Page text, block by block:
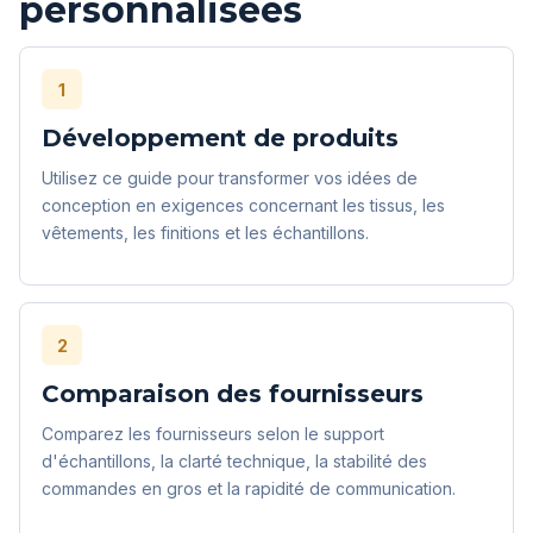
personnalisées
1
Développement de produits
Utilisez ce guide pour transformer vos idées de
conception en exigences concernant les tissus, les
vêtements, les finitions et les échantillons.
2
Comparaison des fournisseurs
Comparez les fournisseurs selon le support
d'échantillons, la clarté technique, la stabilité des
commandes en gros et la rapidité de communication.